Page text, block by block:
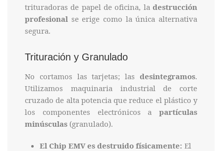
trituradoras de papel de oficina, la destrucción
profesional se erige como la única alternativa
segura.
Trituración y Granulado
No cortamos las tarjetas; las desintegramos.
Utilizamos maquinaria industrial de corte
cruzado de alta potencia que reduce el plástico y
los componentes electrónicos a partículas
minúsculas (granulado).
El Chip EMV es destruido físicamente: El